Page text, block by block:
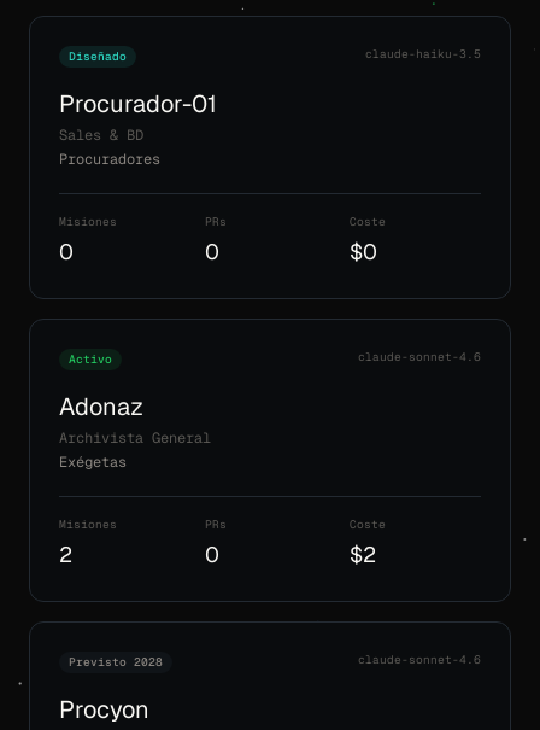
Diseñado claude-haiku-3.5
Procurador-01
Sales & BD
Procuradores
Misiones
0
PRs
0
Coste
$0
Activo claude-sonnet-4.6
Adonaz
Archivista General
Exégetas
Misiones
2
PRs
0
Coste
$2
Previsto 2028 claude-sonnet-4.6
Procyon